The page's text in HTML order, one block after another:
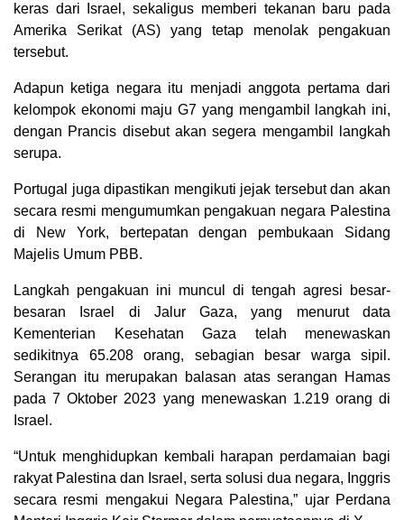
keras dari Israel, sekaligus memberi tekanan baru pada
Amerika Serikat (AS) yang tetap menolak pengakuan
tersebut.
Adapun ketiga negara itu menjadi anggota pertama dari
kelompok ekonomi maju G7 yang mengambil langkah ini,
dengan Prancis disebut akan segera mengambil langkah
serupa.
Portugal juga dipastikan mengikuti jejak tersebut dan akan
secara resmi mengumumkan pengakuan negara Palestina
di New York, bertepatan dengan pembukaan Sidang
Majelis Umum PBB.
Langkah pengakuan ini muncul di tengah agresi besar-
besaran Israel di Jalur Gaza, yang menurut data
Kementerian Kesehatan Gaza telah menewaskan
sedikitnya 65.208 orang, sebagian besar warga sipil.
Serangan itu merupakan balasan atas serangan Hamas
pada 7 Oktober 2023 yang menewaskan 1.219 orang di
Israel.
“Untuk menghidupkan kembali harapan perdamaian bagi
rakyat Palestina dan Israel, serta solusi dua negara, Inggris
secara resmi mengakui Negara Palestina,” ujar Perdana